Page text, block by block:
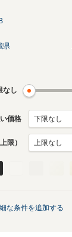
県
なし
価格
限）
な条件を追加する